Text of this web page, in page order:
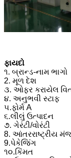
ફાયદો
૧. બ્રાન્ડ-નામ ભાગો
2. મૂળ દેશ
૩. ઓફર કરાયેલ
૪. અનુભવી સ્ટાફ
૫.ફોર્મ A
૬.લીલું ઉત્પાદન
૭. ગેરંટી/વોરંટી
8. આંતરરાષ્ટ્રીય
9.પેકેજિંગ
૧૦.કિંમત